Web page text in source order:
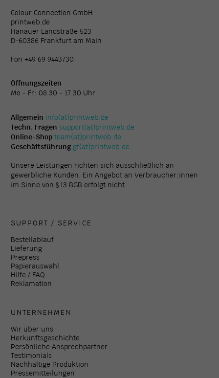
Colour Connection GmbH
printweb.de
Hanauer Landstraße 523
D-60386 Frankfurt am Main
Fon +49 69 9443730
Öffnungszeiten
Mo - Fr: 08.30 - 17.30 Uhr
Allgemein info(at)printweb.de
Techn. Fragen support(at)printweb.de
Online-Shop team(at)printweb.de
Geschäftsführung gf(at)printweb.de
Unsere Leistungen richten sich ausschließlich an
gewerbliche Kunden. Ein Angebot an Verbraucher:innen
im Sinne von § 13 BGB erfolgt nicht.
SUPPORT / SERVICE
Bestellablauf
Lieferung
Prepress
Papierauswahl
Hilfe / FAQ
Reklamation
UNTERNEHMEN
Wir über uns
Herkunftsgeschichte
Persönliche Ansprechpartner
Testimonials
Nachhaltige Produktion
Pressemitteilungen